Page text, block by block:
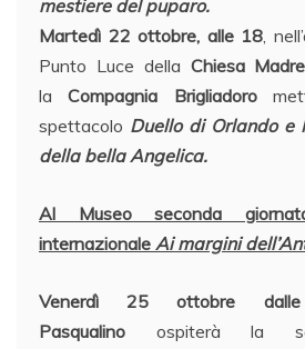
mestiere del puparo.
Martedì 22 ottobre, alle 18,
Punto Luce della Chiesa
la
Compagnia Brigliadoro
spettacolo Duello di Orlando e
della bella Angelica.
Al Museo seconda
internazionale Ai margini
Venerdì 25 ottobre
Pasqualino ospiterà la